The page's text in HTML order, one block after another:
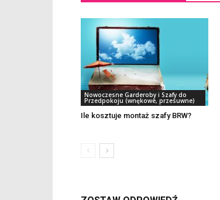
Nowoczesne Garderoby i Szafy do
Przedpokoju (wnękowe, przesuwne)
Ile kosztuje montaż szafy BRW?